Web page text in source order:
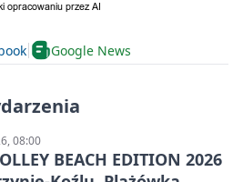
Google News
08:00
BEACH EDITION 2026